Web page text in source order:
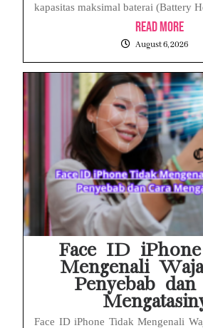
kapasitas maksimal baterai (Battery
Read More
August 6, 2026
Face ID
Mengenali
Penyebab
Face ID iPhone Tidak Mengenali